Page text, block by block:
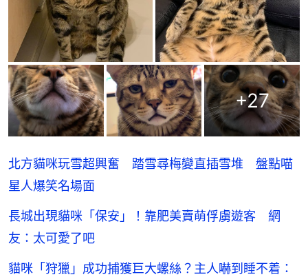
+27
北方貓咪玩雪超興奮 踏雪尋梅變直插雪堆 盤點喵
星人爆笑名場面
長城出現貓咪「保安」！靠肥美賣萌俘虜遊客 網
友：太可愛了吧
貓咪「狩獵」成功捕獲巨大螺絲？主人嚇到睡不着：